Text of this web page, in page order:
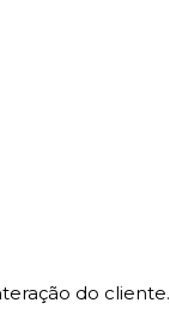
do cliente.